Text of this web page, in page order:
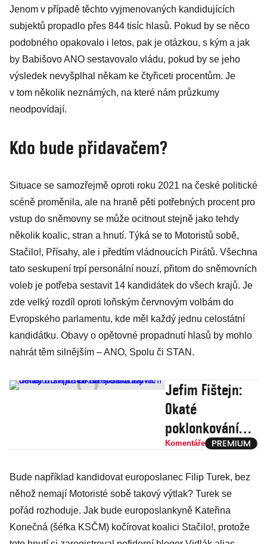
Jenom v případě těchto vyjmenovaných kandidujících
subjektů propadlo přes 844 tisíc hlasů. Pokud by se něco
podobného opakovalo i letos, pak je otázkou, s kým a jak
by Babišovo ANO sestavovalo vládu, pokud by se jeho
výsledek nevyšplhal někam ke čtyřiceti procentům. Je
v tom několik neznámých, na které nám průzkumy
neodpovídají.
Kdo bude přidavačem?
Situace se samozřejmě oproti roku 2021 na české politické
scéně proměnila, ale na hraně pěti potřebných procent pro
vstup do sněmovny se může ocitnout stejně jako tehdy
několik koalic, stran a hnutí. Týká se to Motoristů sobě,
Stačilo!, Přísahy, ale i předtím vládnoucích Pirátů. Všechna
tato seskupení trpí personální nouzí, přitom do sněmovních
voleb je potřeba sestavit 14 kandidátek do všech krajů. Je
zde velký rozdíl oproti loňským červnovým volbám do
Evropského parlamentu, kde měl každý jednu celostátní
kandidátku. Obavy o opětovné propadnutí hlasů by mohlo
nahrát těm silnějším – ANO, Spolu či STAN.
Jefim Fištejn:
Okaté
poklonkování
diktátorům
zuby nehty drží
práva na vlastní
zánik
Komentáře
Bude například kandidovat europoslanec Filip Turek, bez
něhož nemají Motoristé sobě takový výtlak? Turek se
pořád rozhoduje. Jak bude europoslankyně Kateřina
Konečná (šéfka KSČM) kočírovat koalici Stačilo!, protože